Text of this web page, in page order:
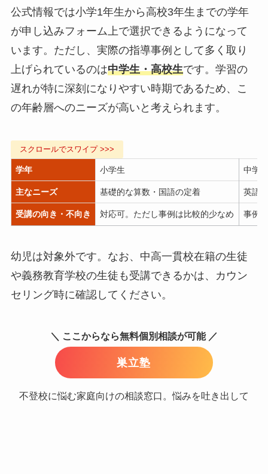
公式情報では小学1年生から高校3年生までの学年
が申し込みフォーム上で選択できるようになって
います。ただし、実際の指導事例として多く取り
上げられているのは中学生・高校生です。学習の
遅れが特に深刻になりやすい時期であるため、こ
の年齢層へのニーズが高いと考えられます。
学年
主なニーズ
受講の向き・不向き
小学生
基礎的な算数・国語の定着
対応可。ただし事例は比較的少なめ
中学生
英語
事例
幼児は対象外です。なお、中高一貫校在籍の生徒
や義務教育学校の生徒も受講できるかは、カウン
セリング時に確認してください。
＼ ここからなら無料個別相談が可能 ／
巣立塾
不登校に悩む家庭向けの相談窓口。悩みを吐き出して